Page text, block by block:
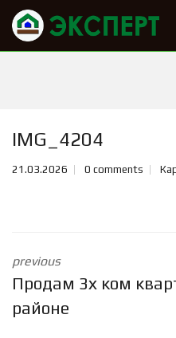
IMG_4204
21.03.2026 0 comments
previous
Продам 3х ком
районе